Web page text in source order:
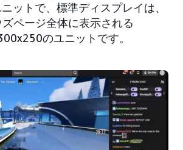
ットで、標準ディスプレイは、
ページ全体に表示される
のユニットです。